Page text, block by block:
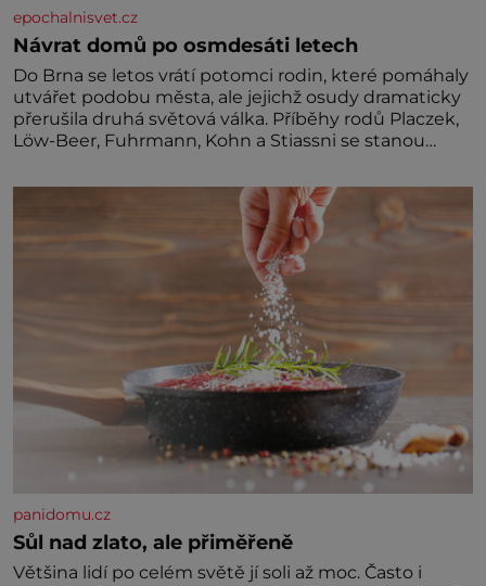
epochalnisvet.cz
Návrat domů po osmdesáti letech
Do Brna se letos vrátí potomci rodin, které pomáhaly
utvářet podobu města, ale jejichž osudy dramaticky
přerušila druhá světová válka. Příběhy rodů Placzek,
Löw-Beer, Fuhrmann, Kohn a Stiassni se stanou
židovské kultury ŠTETL FEST 2026. Některé návraty
nejsou jednoduché. Místa, která si člověk pamatuje z
rodinných vyprávění, už dávno
panidomu.cz
Sůl nad zlato, ale přiměřeně
Většina lidí po celém světě jí soli až moc. Často i